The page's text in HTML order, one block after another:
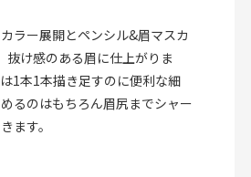
ラー展開とペンシル&眉マスカ
抜け感のある眉に仕上がりま
1本1本描き足すのに便利な細
るのはもちろん眉尻までシャー
ます。